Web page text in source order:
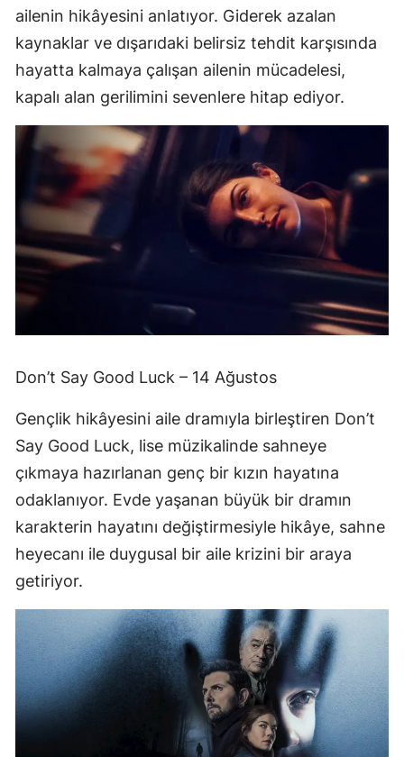
ailenin hikâyesini anlatıyor. Giderek azalan
kaynaklar ve dışarıdaki belirsiz tehdit karşısında
hayatta kalmaya çalışan ailenin mücadelesi,
kapalı alan gerilimini sevenlere hitap ediyor.
Don’t Say Good Luck – 14 Ağustos
Gençlik hikâyesini aile dramıyla birleştiren Don’t
Say Good Luck, lise müzikalinde sahneye
çıkmaya hazırlanan genç bir kızın hayatına
odaklanıyor. Evde yaşanan büyük bir dramın
karakterin hayatını değiştirmesiyle hikâye, sahne
heyecanı ile duygusal bir aile krizini bir araya
getiriyor.